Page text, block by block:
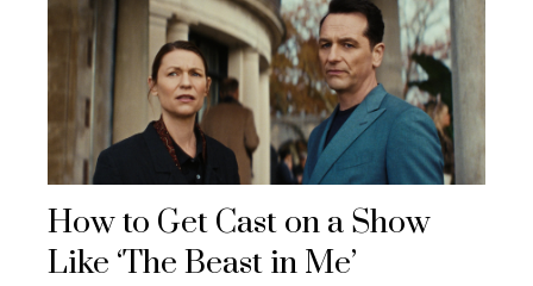
How to Get Cast on a Show
Like ‘The Beast in Me’